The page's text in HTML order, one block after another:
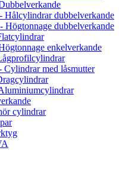
Hålcylindrar dubbelverkande
Högtonnage dubbelverkande
enkelverkande
med låsmutter
cylindrar